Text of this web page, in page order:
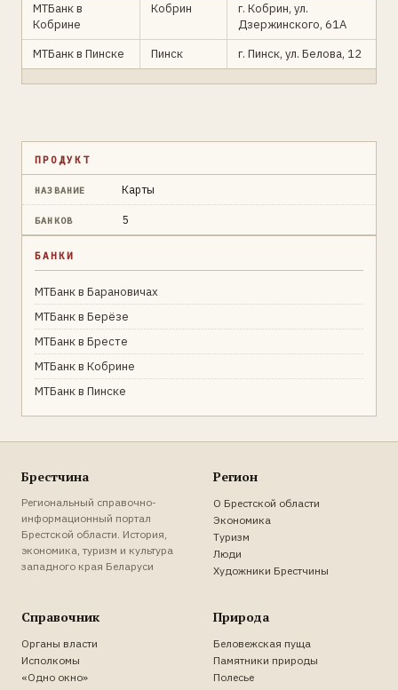
МТБанк в
Кобрине
Кобрин
г. Кобрин, ул.
Дзержинского, 61А
МТБанк в Пинске
Пинск г. Пинск, ул. Белова, 12
ПРОДУКТ
НАЗВАНИЕ Карты
БАНКОВ 5
БАНКИ
МТБанк в Барановичах
МТБанк в Берёзе
МТБанк в Бресте
МТБанк в Кобрине
МТБанк в Пинске
Брестчина
Региональный справочно-
информационный портал
Брестской области. История,
экономика, туризм и культура
западного края Беларуси
Регион
О Брестской области
Экономика
Туризм
Люди
Художники Брестчины
Справочник
Органы власти
Исполкомы
«Одно окно»
Природа
Беловежская пуща
Памятники природы
Полесье